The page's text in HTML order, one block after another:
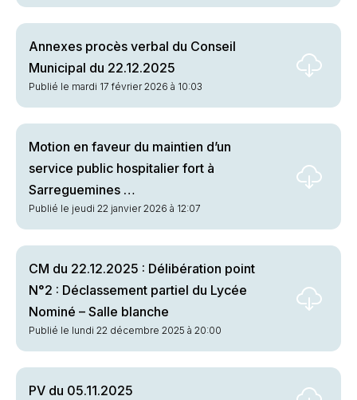
Annexes procès verbal du Conseil
Municipal du 22.12.2025
Publié le mardi 17 février 2026 à 10:03
Motion en faveur du maintien d’un
service public hospitalier fort à
Sarreguemines …
Publié le jeudi 22 janvier 2026 à 12:07
CM du 22.12.2025 : Délibération point
N°2 : Déclassement partiel du Lycée
Nominé – Salle blanche
Publié le lundi 22 décembre 2025 à 20:00
PV du 05.11.2025